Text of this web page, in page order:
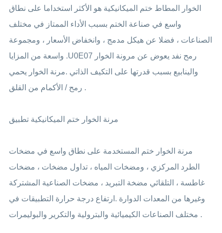
الخوار المطاط ختم الميكانيكية هو الأكثر استخداما على نطاق
واسع في صناعة الختم بسبب الأداء الممتاز في مختلف
الصناعات ، فضلا عن هيكل مدمج ، وانخفاض الأسعار ، ومجموعة
واسعة من المزايا .U0E07 رمح نفد يعوض عن مرونة الخوار
والينابيع بسبب قدرتها على التكيف الذاتي .مرنة الخوار يحمي
رمح / الأكمام من القلق .
مرنة الخوار ختم الميكانيكية تطبيق
مرنة الخوار ختم المستخدمة على نطاق واسع في مضخات
الطرد المركزي ، ومضخات المياه ، تداول مضخات ، مضخات
غاطسة ، التلقائي مضخة التبريد ، مضخات الصناعية المشتركة
وغيرها من المعدات الدوارة .ارتفاع درجة حرارة التطبيقات في
مختلف الصناعات الكيميائية والبترولية والتكرير والبوليمرات .